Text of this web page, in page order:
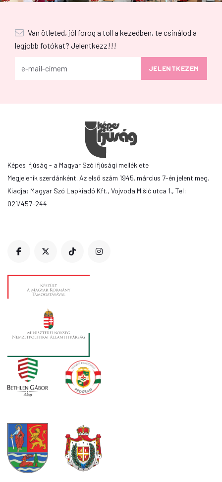
Van ötleted, jól forog a toll a kezedben, te csinálod a
legjobb fotókat? Jelentkezz!!!
Képes Ifjúság - a Magyar Szó ifjúsági melléklete
Megjelenik szerdánként. Az első szám 1945. március 7-én jelent meg.
Kiadja: Magyar Szó Lapkiadó Kft., Vojvoda Mišić utca 1., Tel:
021/457-244